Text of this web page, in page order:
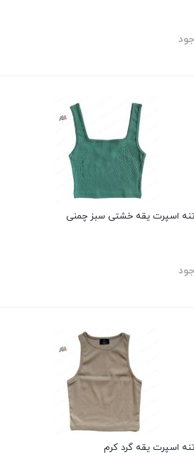
اسپرت یقه خشتی سبز چمنی
اسپرت یقه گرد کرم